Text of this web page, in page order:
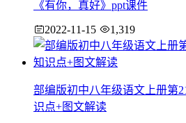
《有你，真好》ppt课件
2022-11-15 1,319
部编版初中八年级语文上册第
识点+图文解读